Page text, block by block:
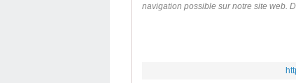
navigation possible sur notre site web.